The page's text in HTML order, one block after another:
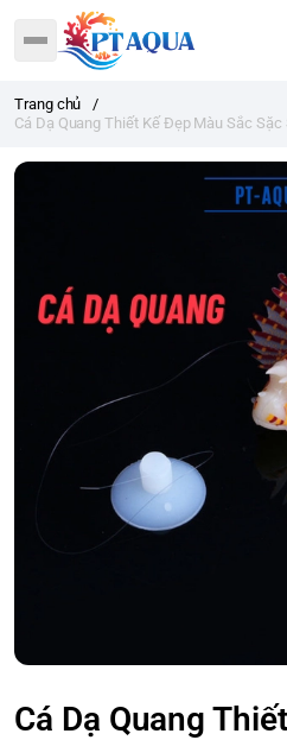
Trang chủ
/
Cá Dạ Quang Thiết Kế Đẹp Màu Sắc
Cá Dạ Quang